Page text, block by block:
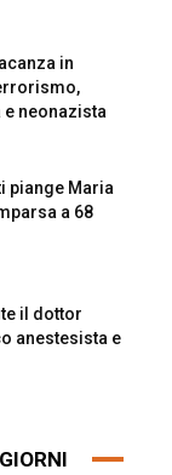
in
neonazista
piange Maria
a 68
il dottor
anestesista e